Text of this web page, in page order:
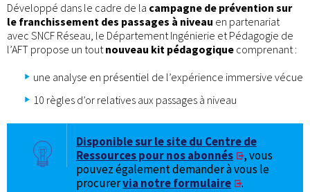
Développé dans le cadre de la campagne de prévention sur
le franchissement des passages à niveau en partenariat
avec SNCF Réseau, le Département Ingénierie et Pédagogie de
l’AFT propose un toutnouveau kit pédagogique comprenant :
une analyse en présentiel de l’expérience immersive vécue
10 règles d’or relatives aux passages à niveau
Disponible sur le site du Centre de
Ressources pour nos abonnés
, vous
pouvez également demander à vous le
procurervia notre formulaire .